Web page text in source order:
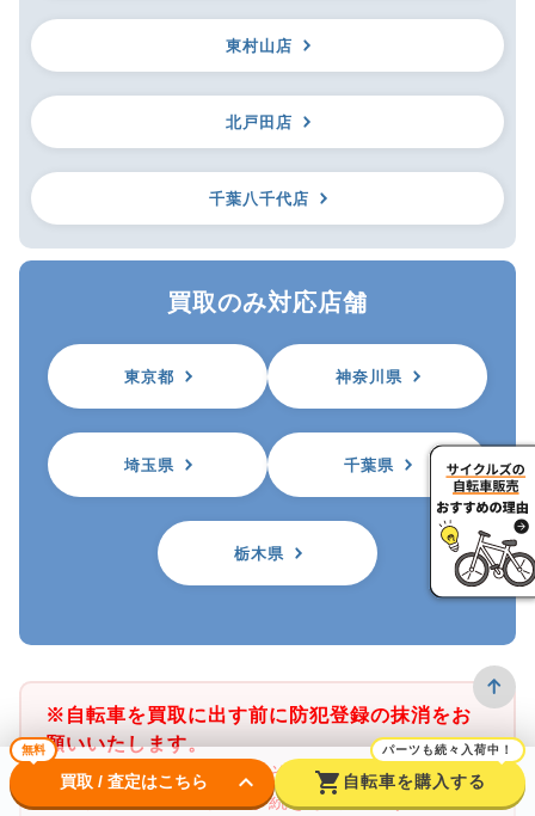
東村山店
北戸田店
千葉八千代店
買取のみ対応店舗
東京都 神奈川県
埼玉県 千葉県
栃木県
※自転車を買取に出す前に防犯登録の抹消をお
願いいたします。
※サイクルズ店舗では、その店舗がある都道府
県の防犯登録のみ抹消手続きが可能です。
無料
買取 / 査定はこちら keyboard_arrow_down shopping_cart
パーツも続々入荷中！
自転車を購入する